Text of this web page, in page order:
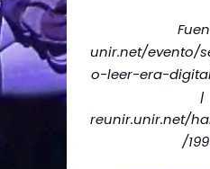
unir.net/evento/
o-leer-era-
|
reunir.unir.net/
/